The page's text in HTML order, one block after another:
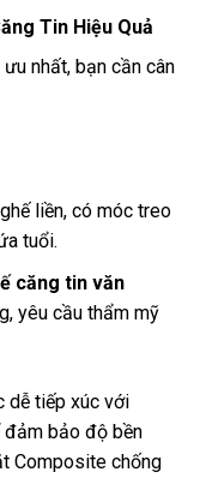
Tin Hiệu Quả
nhất, bạn cần cân
liền, có móc treo
tuổi.
căng tin văn
yêu cầu thẩm mỹ
tiếp xúc với
bảo độ bền
Composite chống